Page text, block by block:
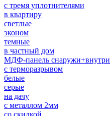
с тремя уплотнителями
в квартиру
светлые
эконом
темные
в частный дом
МДФ-панель снаружи+внутри
с терморазрывом
белые
серые
на дачу
с металлом 2мм
со скидкой